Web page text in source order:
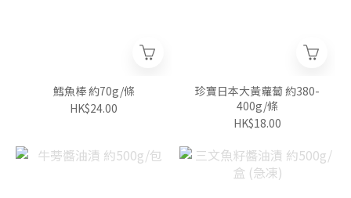
鱈魚棒 約70g/條
HK$24.00
珍寶日本大黃蘿蔔 約380-
400g/條
HK$18.00